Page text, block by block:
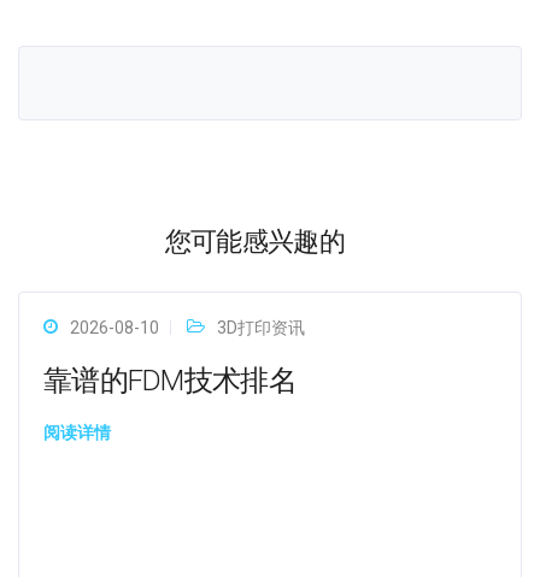
您可能感兴趣的
2026-08-10 3D打印资讯
靠谱的FDM技术排名
阅读详情